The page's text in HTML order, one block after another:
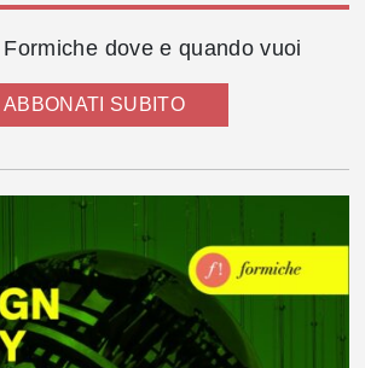
dove e quando vuoi
ABBONATI SUBITO